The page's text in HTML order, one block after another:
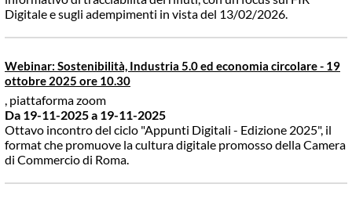
Digitale e sugli adempimenti in vista del 13/02/2026.
Webinar: Sostenibilità, Industria 5.0 ed economia circolare - 19
ottobre 2025 ore 10.30
, piattaforma zoom
Da 19-11-2025a 19-11-2025
Ottavo incontro del ciclo "Appunti Digitali - Edizione 2025", il
format che promuove la cultura digitale promosso della Camera
di Commercio di Roma.